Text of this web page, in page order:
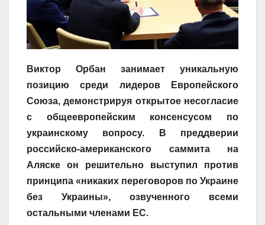
Виктор Орбан занимает уникальную
позицию среди лидеров Европейского
Союза, демонстрируя открытое несогласие
с общеевропейским консенсусом по
украинскому вопросу. В преддверии
российско-американского саммита на
Аляске он решительно выступил против
принципа «никаких переговоров по Украине
без Украины», озвученного всеми
остальными членами ЕС.